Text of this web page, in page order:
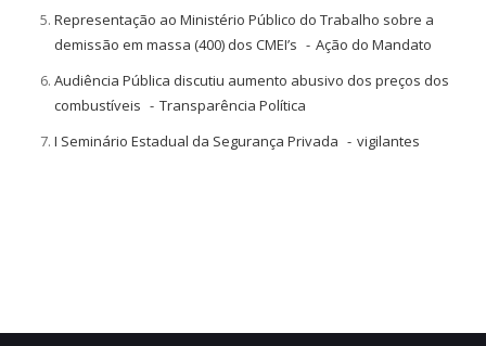
Representação ao Ministério Público do Trabalho sobre a
demissão em massa (400) dos CMEI’s
Ação do Mandato
Audiência Pública discutiu aumento abusivo dos preços dos
combustíveis
Transparência Política
I Seminário Estadual da Segurança Privada
vigilantes